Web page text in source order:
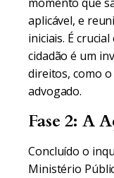
aplicável, e
iniciais. É
cidadão é um
direitos, como
advogado.
Fase 2: A
Concluído o
Ministério